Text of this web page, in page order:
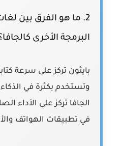
2. ما هو الفرق بين
البرمجة الأخرى
بايثون تركز على سرعة
وتستخدم بكثرة في
الجافا تركز على الأداء
في تطبيقات الهواتف